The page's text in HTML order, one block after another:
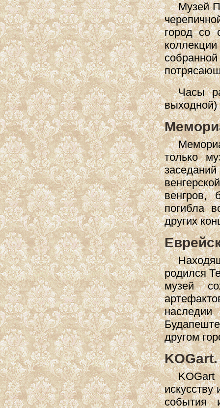
Музей
город со
Часы
выходной)
только
венгров,
погибла
других
родился
музей
другом
KOGart.
события